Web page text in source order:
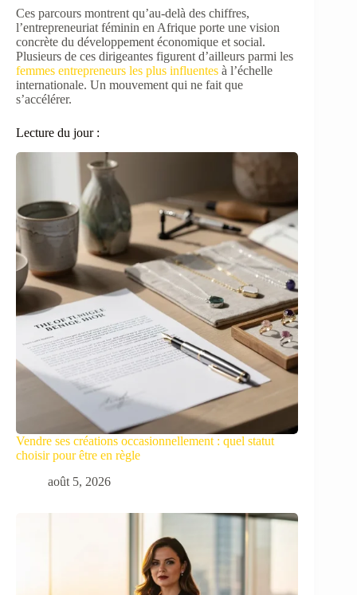
Ces parcours montrent qu’au-delà des chiffres,
l’entrepreneuriat féminin en Afrique porte une vision
concrète du développement économique et social.
Plusieurs de ces dirigeantes figurent d’ailleurs parmi les
femmes entrepreneurs les plus influentes à l’échelle
internationale. Un mouvement qui ne fait que
s’accélérer.
Lecture du jour :
Vendre ses créations occasionnellement : quel statut
choisir pour être en règle
août 5, 2026